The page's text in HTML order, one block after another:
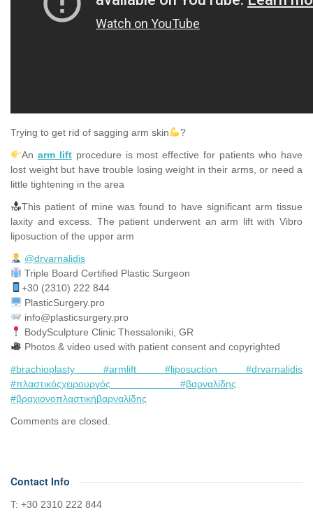
Trying to get rid of sagging arm skin
?
An arm liftprocedure is most effective for patients who have
lost weight but have trouble losing weight in their arms, or need a
little tightening in the area
This patient of mine was found to have significant arm tissue
laxity and excess. The patient underwent an arm lift with Vibro
liposuction of the upper arm
@drvarnalidis⠀⠀⠀⠀⠀
Triple Board Certified Plastic Surgeon⠀
+30 (2310) 222 844
PlasticSurgery.pro⠀
info@plasticsurgery.pro
BodySculpture Clinic Thessaloniki, GR
Photos & video used with patient consent and copyrighted
#brachioplasty #armlift #liposuction #drvarnalidis
#πλαστικόςχειρουργός #βαρναλίδης
#βραχιονοπλαστικήβαρναλίδης
Comments are closed.
Contact Info
Τ: +30 2310 222 844